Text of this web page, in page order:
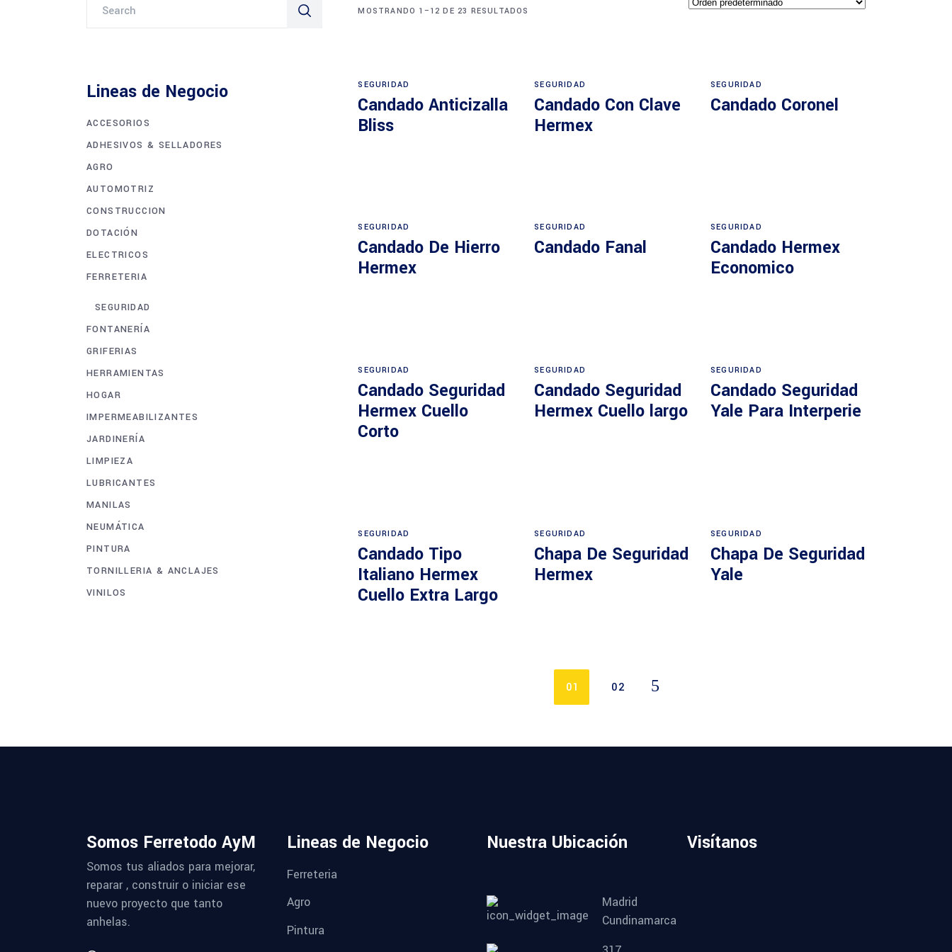
MOSTRANDO 1–12 DE 23 RESULTADOS
SEGURIDAD
Candado Anticizalla
Bliss
SEGURIDAD
Candado Con Clave
Hermex
SEGURIDAD
Candado Coronel
SEGURIDAD
Candado De Hierro
Hermex
SEGURIDAD
Candado Fanal
SEGURIDAD
Candado Hermex
Economico
SEGURIDAD
Candado Seguridad
Hermex Cuello
Corto
SEGURIDAD
Candado Seguridad
Hermex Cuello largo
SEGURIDAD
Candado Seguridad
Yale Para Interperie
SEGURIDAD
Candado Tipo
Italiano Hermex
Cuello Extra Largo
SEGURIDAD
Chapa De Seguridad
Hermex
SEGURIDAD
Chapa De Seguridad
Yale
01 02
Lineas de Negocio
ACCESORIOS
ADHESIVOS & SELLADORES
AGRO
AUTOMOTRIZ
CONSTRUCCION
DOTACIÓN
ELECTRICOS
FERRETERIA
SEGURIDAD
FONTANERÍA
GRIFERIAS
HERRAMIENTAS
HOGAR
IMPERMEABILIZANTES
JARDINERÍA
LIMPIEZA
LUBRICANTES
MANILAS
NEUMÁTICA
PINTURA
TORNILLERIA & ANCLAJES
VINILOS
Somos Ferretodo AyM
Somos tus aliados para mejorar,
reparar , construir o iniciar ese
nuevo proyecto que tanto
anhelas.
Lineas de Negocio
Ferreteria
Agro
Pintura
Nuestra Ubicación
Madrid
Cundinamarca
Visítanos